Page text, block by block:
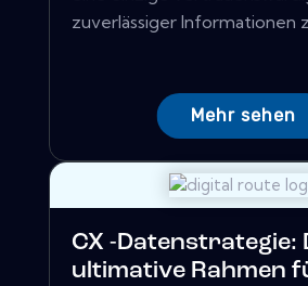
zuverlässiger Informationen
Mehr sehen
CX -Datenstrategie:
ultimative Rahmen